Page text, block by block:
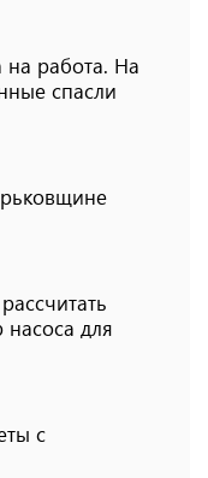
на работа. На
спасли
насоса для
с